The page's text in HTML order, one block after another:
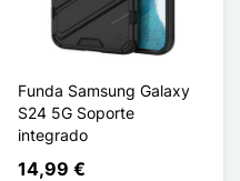
Funda Samsung Galaxy
S24 5G Soporte
integrado
14,99 €